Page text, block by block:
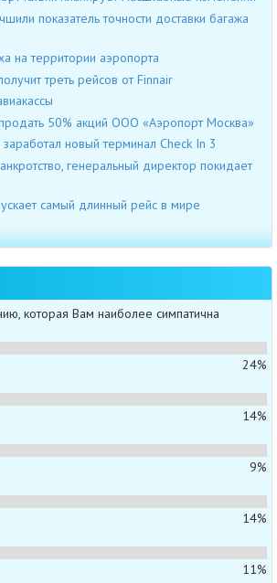
показатель точности доставки багажа
на территории аэропорта
треть рейсов от Finnair
50% акций ООО «Аэропорт Москва»
новый терминал Check In 3
генеральный директор покидает
самый длинный рейс в мире
которая Вам наиболее симпатична
24%
14%
9%
14%
11%